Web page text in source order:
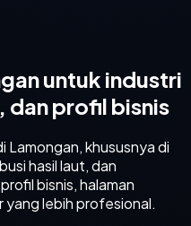
untuk industri
dan profil bisnis
khususnya di
hasil laut, dan
bisnis, halaman
lebih profesional.